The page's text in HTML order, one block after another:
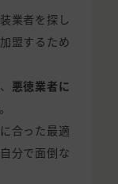
業者を探し
盟するため
悪徳業者に
合った最適
分で面倒な